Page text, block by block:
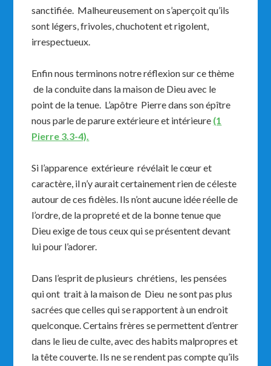
sanctifiée. Malheureusement on s’aperçoit qu’ils
sont légers, frivoles, chuchotent et rigolent,
irrespectueux.
Enfin nous terminons notre réflexion sur ce thème
de la conduite dans la maison de Dieu avec le
point de la tenue. L’apôtre Pierre dans son épître
nous parle de parure extérieure et intérieure (1
Pierre 3.3-4).
Si l’apparence extérieure révélait le cœur et
caractère, il n’y aurait certainement rien de céleste
autour de ces fidèles. Ils n’ont aucune idée réelle de
l’ordre, de la propreté et de la bonne tenue que
Dieu exige de tous ceux qui se présentent devant
lui pour l’adorer.
Dans l’esprit de plusieurs chrétiens, les pensées
qui ont trait à la maison de Dieu ne sont pas plus
sacrées que celles qui se rapportent à un endroit
quelconque. Certains frères se permettent d’entrer
dans le lieu de culte, avec des habits malpropres et
la tête couverte. Ils ne se rendent pas compte qu’ils